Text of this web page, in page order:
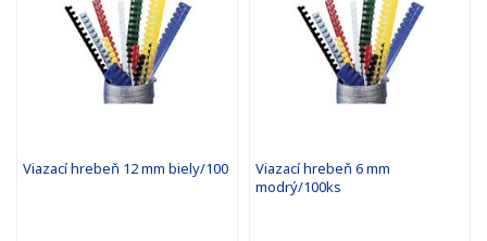
Viazací hrebeň 12 mm biely/100
Viazací hrebeň 6 mm
modrý/100ks